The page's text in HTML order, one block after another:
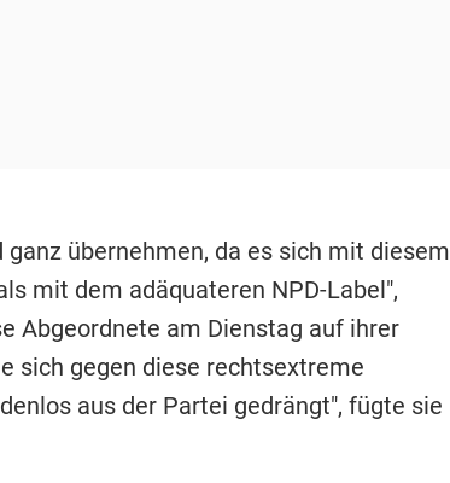
übernehmen, da es sich mit diesem
mit dem adäquateren NPD-Label",
Abgeordnete am Dienstag auf ihrer
sich gegen diese rechtsextreme
aus der Partei gedrängt", fügte sie